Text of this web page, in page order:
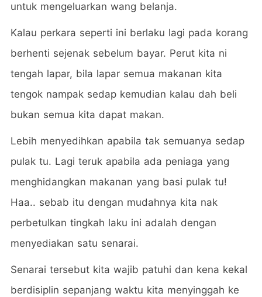
untuk mengeluarkan wang belanja.
Kalau perkara seperti ini berlaku lagi pada korang
berhenti sejenak sebelum bayar. Perut kita ni
tengah lapar, bila lapar semua makanan kita
tengok nampak sedap kemudian kalau dah beli
bukan semua kita dapat makan.
Lebih menyedihkan apabila tak semuanya sedap
pulak tu. Lagi teruk apabila ada peniaga yang
menghidangkan makanan yang basi pulak tu!
Haa.. sebab itu dengan mudahnya kita nak
perbetulkan tingkah laku ini adalah dengan
menyediakan satu senarai.
Senarai tersebut kita wajib patuhi dan kena kekal
berdisiplin sepanjang waktu kita menyinggah ke